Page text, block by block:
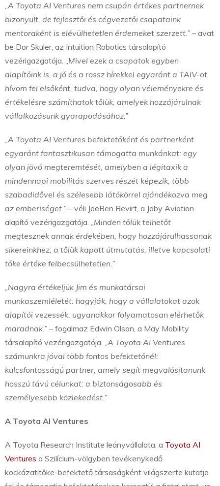
„A Toyota AI Ventures nem csupán értékes partnernek
bizonyult, de fejlesztői és cégvezetői csapataink
mentoraként is elévülhetetlen érdemeket szerzett.” – avat
be Dor Skuler, az Intuition Robotics társalapító
vezérigazgatója. „Mivel ezek a csapatok egyben
alapítóink is, a jó és a rossz hírekkel egyaránt a TAIV-ot
hívom fel elsőként, tudva, hogy olyan véleményekre és
értékelésre számíthatok tőlük, amelyek hozzájárulnak
vállalkozásunk gyarapodásához.”
„A Toyota AI Ventures befektetőként és partnerként
egyaránt fantasztikusan támogatta munkánkat: egy
olyan jövő megteremtését, amelyben a légitaxik a
mindennapi mobilitás szerves részét képezik, több
szabadidővel és szélesebb látókörrel ajándékozva meg
az emberiséget.” – véli JoeBen Bevirt, a Joby Aviation
alapító vezérigazgatója. „Minden tőlük telhetőt
megtesznek annak érdekében, hogy hozzájárulhassanak
sikereinkhez; a tőlük kapott útmutatás, illetve kapcsolati
tőke értéke felbecsülhetetlen.”
„Nagyra értékeljük Jim és munkatársai
munkaszemléletét: hagyják, hogy a vállalatokat azok
alapítói vezessék, ugyanakkor folyamatosan elérhetők
maradnak.” – fogalmaz Edwin Olson, a May Mobility
társalapító vezérigazgatója. „A Toyota AI Ventures
számunkra jóval több fontos befektetőnél:
kulcsfontosságú partner, amely segít megvalósítanunk
hosszú távú célunkat: a biztonságosabb és
személyesebb közlekedést.”
A Toyota AI Ventures
A Toyota Research Institute leányvállalata, a Toyota AI
Ventures a Szilícium-völgyben tevékenykedő
kockázatitőke-befektető társaságként világszerte kutatja